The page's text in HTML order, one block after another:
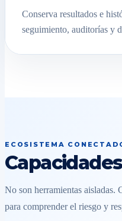
Conserva resultados e
seguimiento, auditorías y
ECOSISTEMA
No son herramientas aisladas.
para comprender el riesgo y